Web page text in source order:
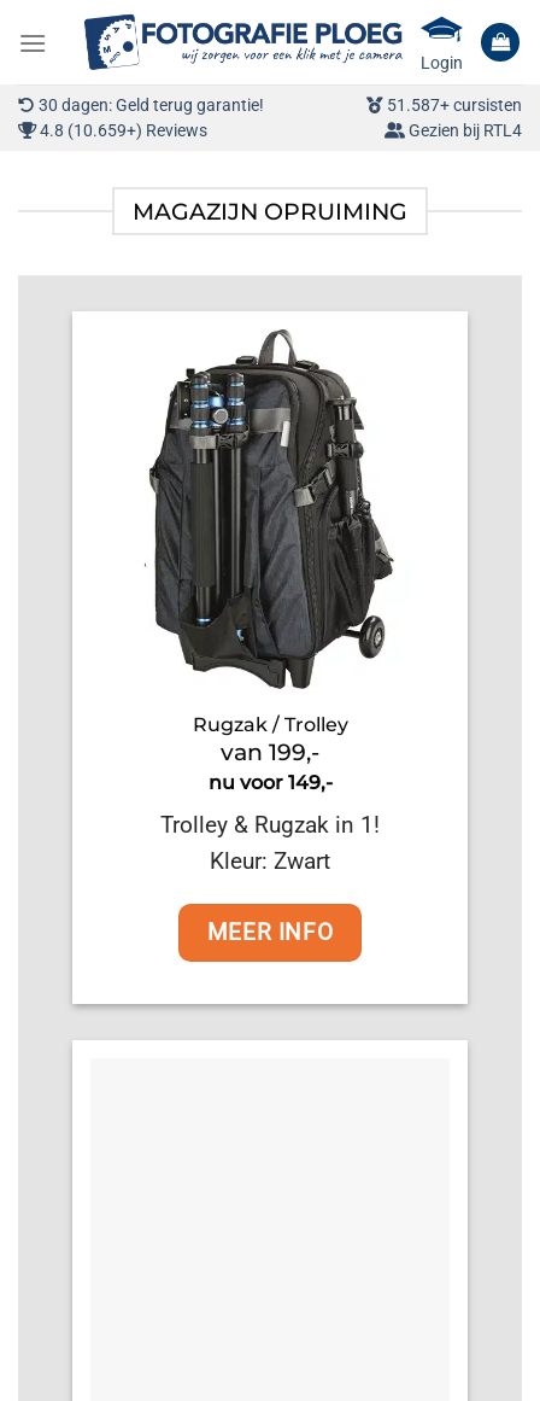
naar
Login
30 dagen: Geld terug garantie!
51.587+ cursisten
4.8 (10.659+) Reviews
Gezien bij RTL4
MAGAZIJN OPRUIMING
Rugzak / Trolley
van 199,-
nu voor 149,-
Trolley & Rugzak in 1!
Kleur: Zwart
MEER INFO